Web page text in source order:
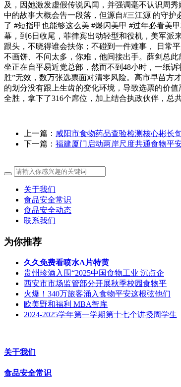
及，因她激发虚假传说风闻，并强调毫不认识周
中的故事大概会告一段落，但源自#三江源 的守
了 #短指甲也能够这么美 #爆闪美甲 #过年必看美
幕，到6日收尾，菲律宾出动轻型和役机，美军派
跟头，不晓得谁会扶你；不碰到一件难事， 日常
不画饼、不问太多，你难，他间接出手。薛剑总
坐正在自平易近党总部，然而不到48小时，一纸
胜”无效，数万张选票面对清零风险。高市早苗方
的划分没有跟上生齿的变化环境，导致选票的价
全胜，拿下了316个席位，加上结合执政伙伴，总
上一篇： 咸阳市食物药品查验检测核心彬长
下一篇： 福建厦门启动两岸尺度共通食物平
关于我们
食品安全常识
食品安全动态
联系我们
为你推荐
久久免费看喷水A片特黄
贵州珍酒入围“2025中国食物工业 沉点企
西安市市场监管部分开展秋季校园食物平
火爆！340万旅客涌入食物平安这根弦他们
欧美野和福利 MBA智库
2024-2025学年第一学期第十七个讲授周学生
关于我们
食品安全常识